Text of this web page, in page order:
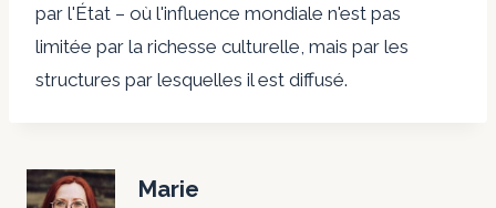
par l'État – où l'influence mondiale n'est pas
limitée par la richesse culturelle, mais par les
structures par lesquelles il est diffusé.
Marie